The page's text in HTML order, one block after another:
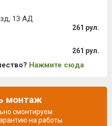
13 АД
261 рул.
261 рул.
Нажмите сюда
монтаж
смонтируем
на работы